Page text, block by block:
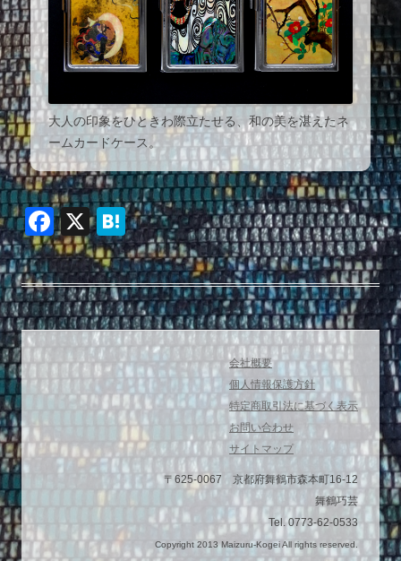
大人の印象をひときわ際立たせる、和の美を湛えたネ
ームカードケース。
F
a
c
e
b
o
o
X H
at
e
n
a
会社概要
個人情報保護方針
特定商取引法に基づく表示
お問い合わせ
サイトマップ
〒625-0067 京都府舞鶴市森本町16-12
舞鶴巧芸
Tel. 0773-62-0533
Copyright 2013 Maizuru-Kogei All rights reserved.